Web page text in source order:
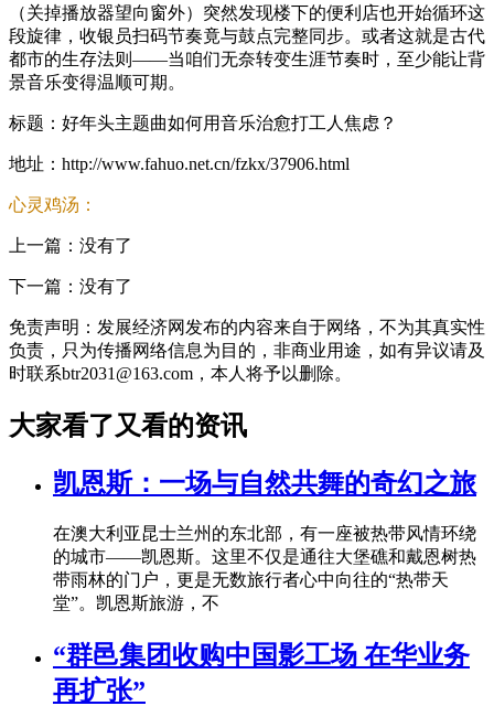
（关掉播放器望向窗外）突然发现楼下的便利店也开始循环这
段旋律，收银员扫码节奏竟与鼓点完整同步。或者这就是古代
都市的生存法则——当咱们无奈转变生涯节奏时，至少能让背
景音乐变得温顺可期。
标题：好年头主题曲如何用音乐治愈打工人焦虑？
地址：http://www.fahuo.net.cn/fzkx/37906.html
心灵鸡汤：
上一篇：没有了
下一篇：没有了
免责声明：发展经济网发布的内容来自于网络，不为其真实性
负责，只为传播网络信息为目的，非商业用途，如有异议请及
时联系btr2031@163.com，本人将予以删除。
大家看了又看的资讯
凯恩斯：一场与自然共舞的奇幻之旅
在澳大利亚昆士兰州的东北部，有一座被热带风情环绕
的城市——凯恩斯。这里不仅是通往大堡礁和戴恩树热
带雨林的门户，更是无数旅行者心中向往的“热带天
堂”。凯恩斯旅游，不
“群邑集团收购中国影工场 在华业务
再扩张”